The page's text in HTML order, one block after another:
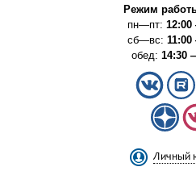
Режим
пн—пт:
сб—вс:
обед: 14:30
Личный